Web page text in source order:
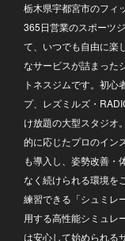
栃木県宇都宮市のフィ
365日営業のスポーツ
て、いつでも自由に楽
なサービスが詰まった
トネスジムです。初心
プ、レズミルズ・
け放題の大型スタジオ
的に応じたプロのイン
も導入し、姿勢改善・
なく続けられる環境を
練習できる「シュミレ
用する高性能シミュレ
は安心して始められる